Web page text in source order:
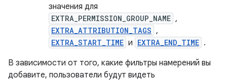
значения для
EXTRA_PERMISSION_GROUP_NAME ,
EXTRA_ATTRIBUTION_TAGS ,
EXTRA_START_TIME и EXTRA_END_TIME .
В зависимости от того, какие фильтры намерений вы
добавите, пользователи будут видеть